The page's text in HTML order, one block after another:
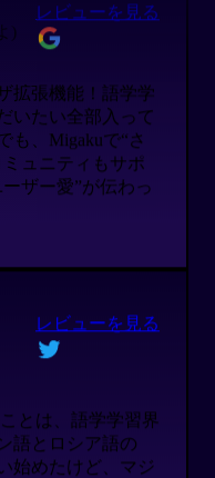
)
レビューを見る
拡張機能！語学学
いたい全部入って
も、Migakuで“さ
ュニティもサポ
ザー愛”が伝わっ
レビューを見る
とは、語学学習界
語とロシア語の
始めたけど、マジ